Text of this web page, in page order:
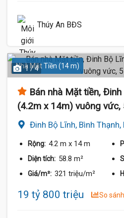
Thúy An BĐS
Nhà Mặt Tiền (14 m)
1 / 4
Bán nhà Mặt tiền,
(4.2m x 14m) vuông vức,
Đinh Bộ Lĩnh, Bình Thạnh,
Rộng: 4.2 m x 14 m
Diện tích: 58.8 m²
Giá/m²: 321 triệu/m²
19 tỷ 800 triệu So sánh